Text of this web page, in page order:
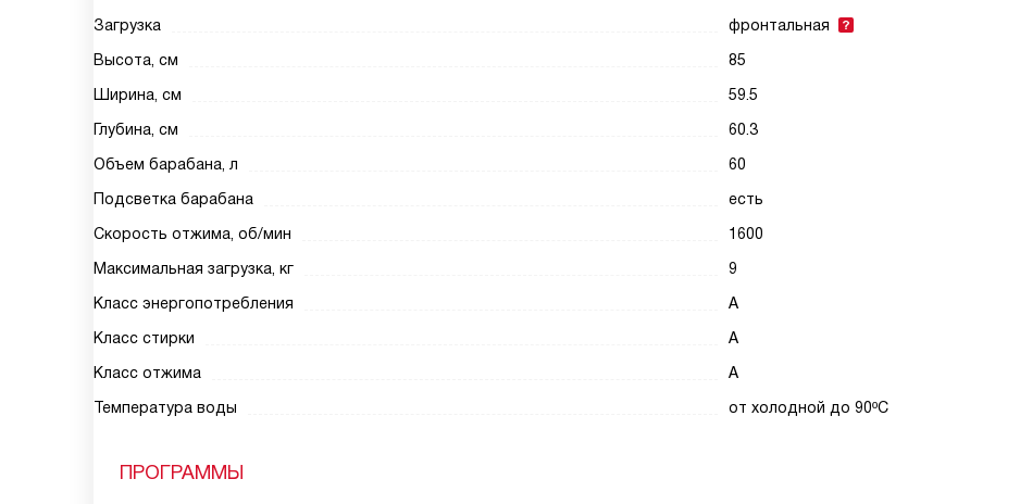
Загрузка
фронтальная
Высота, см
85
Ширина, см
59.5
Глубина, см
60.3
Объем барабана, л
60
Подсветка барабана
есть
Скорость отжима, об/мин
1600
Максимальная загрузка, кг
9
Класс энергопотребления
A
Класс стирки
A
Класс отжима
A
Температура воды
от холодной до 90ºC
ПРОГРАММЫ